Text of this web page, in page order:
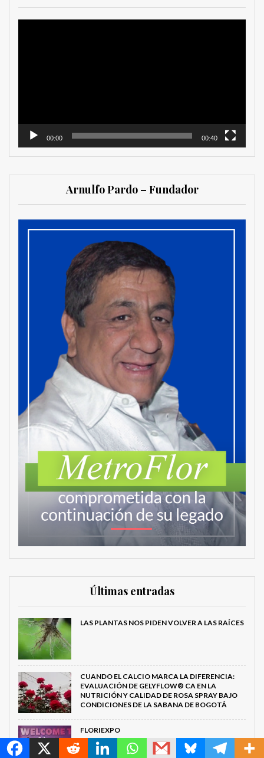
00:00 00:40
Arnulfo Pardo – Fundador
Últimas entradas
LAS PLANTAS NOS PIDEN VOLVER A LAS RAÍCES
CUANDO EL CALCIO MARCA LA DIFERENCIA:
EVALUACIÓN DE GELYFLOW® CA EN LA
NUTRICIÓN Y CALIDAD DE ROSA SPRAY BAJO
CONDICIONES DE LA SABANA DE BOGOTÁ
FLORIEXPO
MetroChat